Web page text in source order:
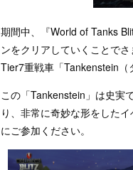
期間中、『World of Tanks
ンをクリアしていくことで
Tier7重戦車「Tankenstein（
この「Tankenstein」は史実
り、非常に奇妙な形をした
にご参加ください。